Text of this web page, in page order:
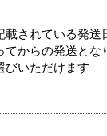
されている発送
からの発送とな
びいただけます